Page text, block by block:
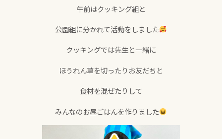
午前はクッキング組と
公園組に分かれて活動をしました
クッキングでは先生と一緒に
ほうれん草を切ったりお友だちと
食材を混ぜたりして
みんなのお昼ごはんを作りました